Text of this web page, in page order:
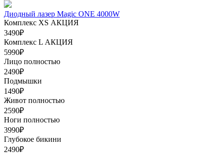
Диодный лазер Magic ONE 4000W
Комплекс ХS АКЦИЯ
3490₽
Комплекс L АКЦИЯ
5990₽
Лицо полностью
2490₽
Подмышки
1490₽
Живот полностью
2590₽
Ноги полностью
3990₽
Глубокое бикини
2490₽